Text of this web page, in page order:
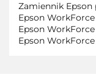
Zamiennik Epson
Epson
Epson
Epson